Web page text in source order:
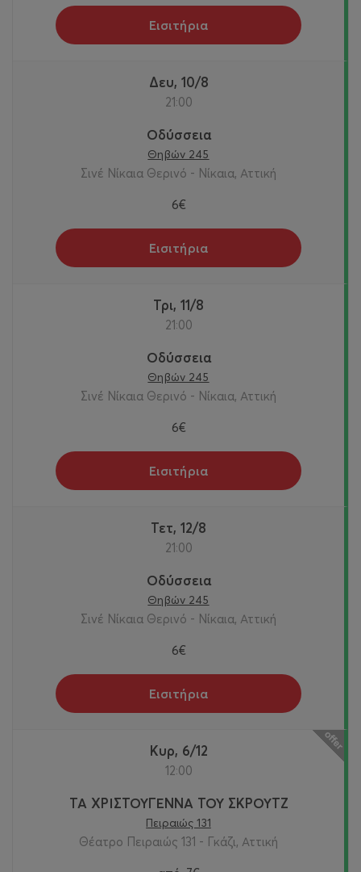
Εισιτήρια
Δευ, 10/8
21:00
Οδύσσεια
Θηβών 245
Σινέ Νίκαια Θερινό - Νίκαια, Αττική
6€
Εισιτήρια
Τρι, 11/8
21:00
Οδύσσεια
Θηβών 245
Σινέ Νίκαια Θερινό - Νίκαια, Αττική
6€
Εισιτήρια
Τετ, 12/8
21:00
Οδύσσεια
Θηβών 245
Σινέ Νίκαια Θερινό - Νίκαια, Αττική
6€
Εισιτήρια
Κυρ, 6/12
12:00
ΤΑ ΧΡΙΣΤΟΥΓΕΝΝΑ ΤΟΥ ΣΚΡΟΥΤΖ
Πειραιώς 131
Θέατρο Πειραιώς 131 - Γκάζι, Αττική